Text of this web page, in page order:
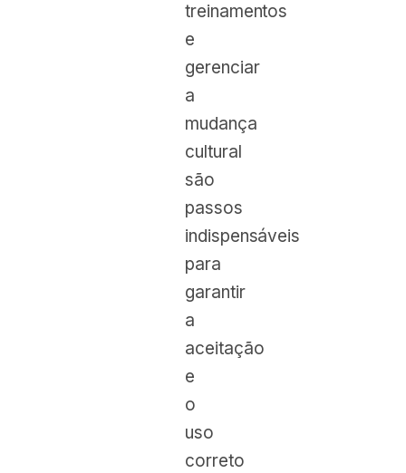
treinamentos
e
gerenciar
a
mudança
cultural
são
passos
indispensáveis
para
garantir
a
aceitação
e
o
uso
correto